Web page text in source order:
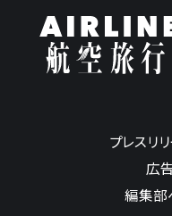
プレスリ
広
編集部